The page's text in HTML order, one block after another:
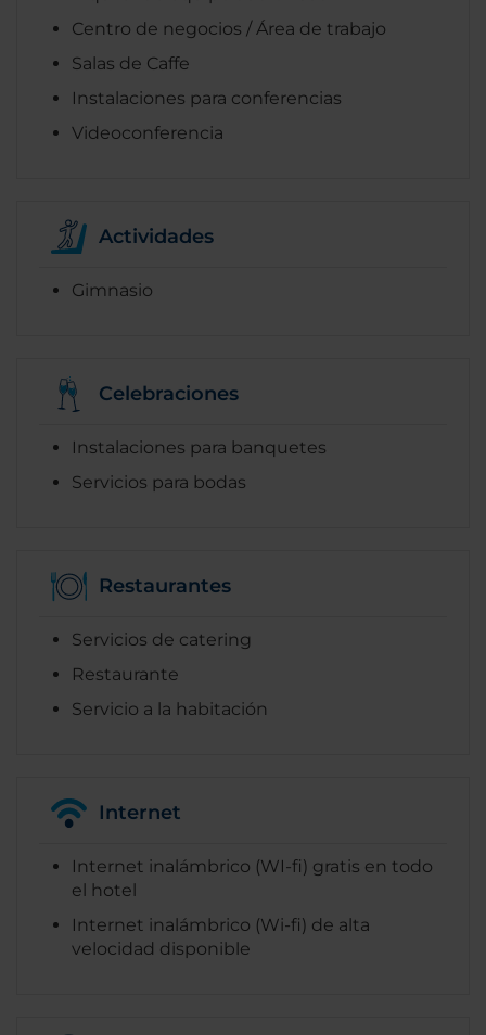
Centro de negocios / Área de trabajo
Salas de Caffe
Instalaciones para conferencias
Videoconferencia
Actividades
Gimnasio
Celebraciones
Instalaciones para banquetes
Servicios para bodas
Restaurantes
Servicios de catering
Restaurante
Servicio a la habitación
Internet
Internet inalámbrico (WI-fi) gratis en todo
el hotel
Internet inalámbrico (Wi-fi) de alta
velocidad disponible